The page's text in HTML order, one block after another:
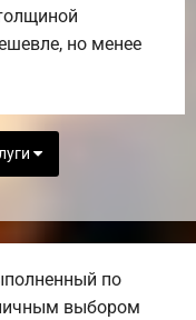
но менее
по
выбором